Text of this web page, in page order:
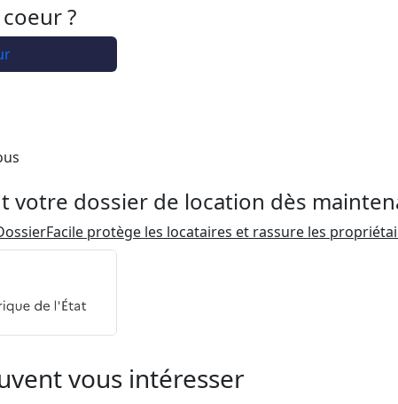
?
votre dossier de location dès
protège les locataires et rassure les
vous intéresser